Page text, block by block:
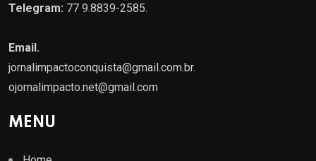
Telegram: 77 9.8839-2585.
Email.
jornalimpactoconquista@gmail.com.br.
ojornalimpacto.net@gmail.com
MENU